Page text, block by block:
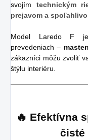
svojím technickým
prejavom a
Model Laredo F
prevedeniach –
zákazníci môžu zvoliť
štýlu interiéru.
🔥 Efektívna
čisté